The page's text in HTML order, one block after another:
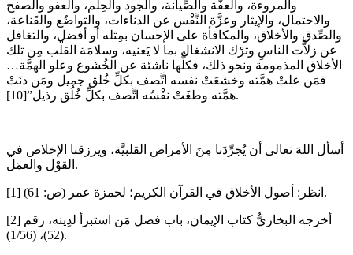
والمروءة، والعفَّة والصِّيانة، والجود والحِلم، والعفو والصفح
والاحتمال، والإيثار وعزَّة النَّفْس عن الدناءات، والتواضُع والقَناعة،
والصِّدق والأخلاق، والمكافأة على الإحسان بمِثله أو أفضل، والتغافل
عن زلاَّت الناسِ وترْك الانشغال بما لا يَعنيه، وسلامَة القلْب مِن تلك
الأخلاق المذمومة ونحو ذلك، فكلُّها ناشئة عن الخُشوع وعلو الهمَّة…
فمَن علتْ همَّته وخشعَتْ نفسه اتَّصف بكلِّ خُلق جميل ومَن دنَتْ
همَّته وطغَتْ نفْسُه اتَّصف بكلِّ خُلُق رذيل”[10].
أسأل اللهَ تعالى أن يُجرِّدَنا مِنَ الأمراض القلبيَّة، ويرزقنا الإخلاص في
القوْل والعمَل.
[1] انظر: أصول الأخلاق في القرآن الكريم؛ لحمزة عمر (ص: 61).
[2] أخرجه البخاريُّ كتاب الإيمان، باب فضل مَن استبرأ لدِينه، رقم
(52)، (1/56).